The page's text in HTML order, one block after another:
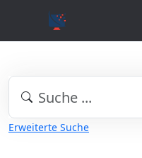
Erweiterte Suche